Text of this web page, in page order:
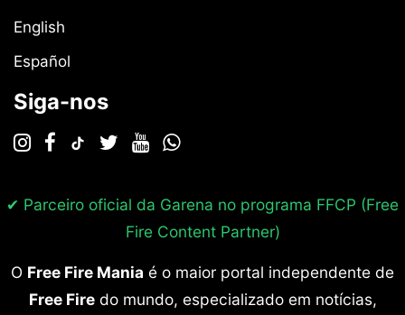
English
Español
Siga-nos
✔ Parceiro oficial da Garena no programa FFCP (Free
Fire Content Partner)
O Free Fire Mania é o maior portal independente de
Free Firedo mundo, especializado em notícias,